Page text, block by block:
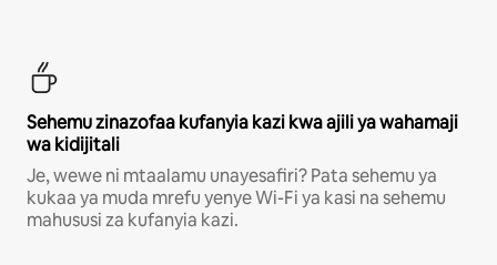
Sehemu zinazofaa kufanyia kazi kwa ajili ya wahamaji
wa kidijitali
Je, wewe ni mtaalamu unayesafiri? Pata sehemu ya
kukaa ya muda mrefu yenye Wi-Fi ya kasi na sehemu
mahususi za kufanyia kazi.